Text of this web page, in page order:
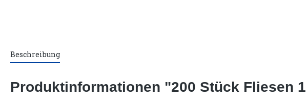
Beschreibung
Produktinformationen "200 Stück Fliesen